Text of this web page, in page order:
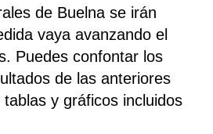
de Buelna se irán
vaya avanzando el
Puedes confontar los
de las anteriores
y gráficos incluidos